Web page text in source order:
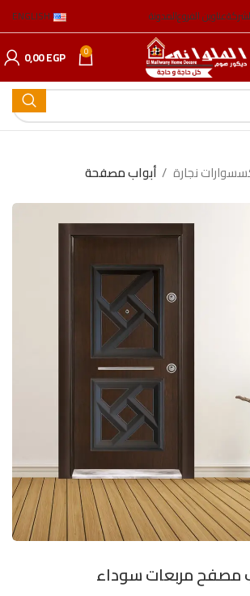
عناوين الفروعالمدونة ENGLISH
0
0,00EGP
نجارة أبواب مصفحة
مصفح مربعات سوداء